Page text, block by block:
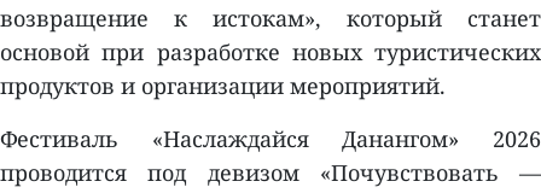
возвращение к истокам», который станет
основой при разработке новых туристических
продуктов и организации мероприятий.
Фестиваль «Наслаждайся Данангом» 2026
проводится под девизом «Почувствовать —